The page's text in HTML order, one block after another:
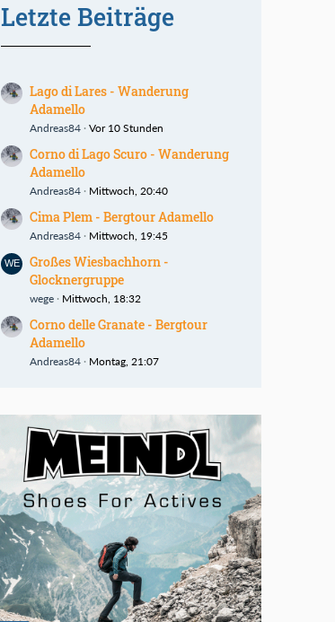
Letzte Beiträge
Lago di Lares - Wanderung
Adamello
Andreas84 Vor 10 Stunden
Corno di Lago Scuro - Wanderung
Adamello
Andreas84 Mittwoch, 20:40
Cima Plem - Bergtour Adamello
Andreas84 Mittwoch, 19:45
Großes Wiesbachhorn -
Glocknergruppe
wege Mittwoch, 18:32
Corno delle Granate - Bergtour
Adamello
Andreas84 Montag, 21:07